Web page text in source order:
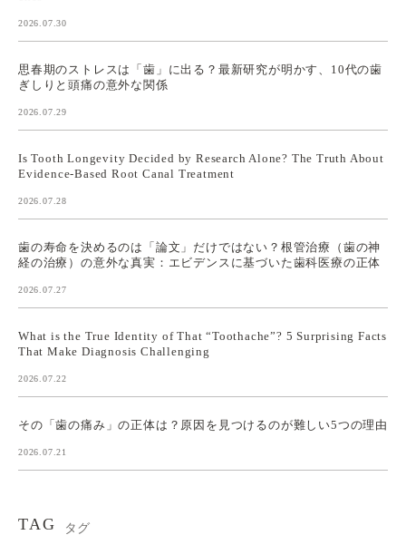
2026.07.30
思春期のストレスは「歯」に出る？最新研究が明かす、10代の歯
ぎしりと頭痛の意外な関係
2026.07.29
Is Tooth Longevity Decided by Research Alone? The Truth About
Evidence-Based Root Canal Treatment
2026.07.28
歯の寿命を決めるのは「論文」だけではない？根管治療（歯の神
経の治療）の意外な真実：エビデンスに基づいた歯科医療の正体
2026.07.27
What is the True Identity of That “Toothache”? 5 Surprising Facts
That Make Diagnosis Challenging
2026.07.22
その「歯の痛み」の正体は？原因を見つけるのが難しい5つの理由
2026.07.21
TAG タグ